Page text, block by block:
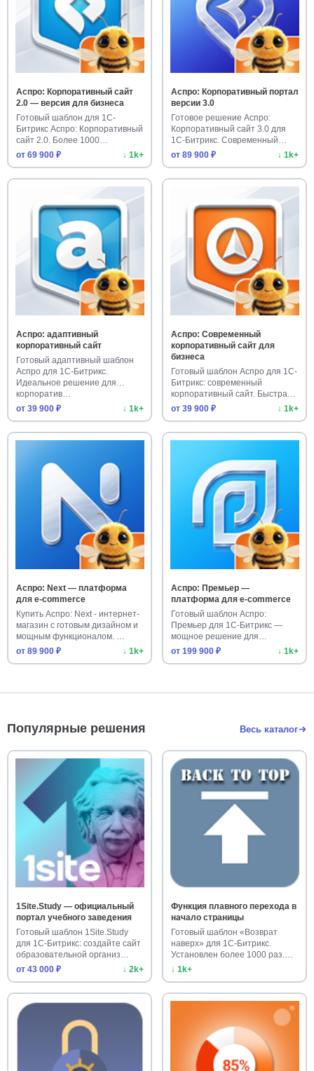
Аспро: Корпоративный сайт
2.0 — версия для бизнеса
Готовый шаблон для 1С-
Битрикс Аспро: Корпоративный
сайт 2.0. Более 1000
установо…
от 69 900 ₽ ↓ 1k+
Аспро: Корпоративный портал
версии 3.0
Готовое решение Аспро:
Корпоративный сайт 3.0 для
1С-Битрикс. Современный
шаблон…
от 89 900 ₽ ↓ 1k+
Аспро: адаптивный
корпоративный сайт
Готовый адаптивный шаблон
Аспро для 1С-Битрикс.
Идеальное решение для
корпоратив…
от 39 900 ₽
↓ 1k+
Аспро: Современный
корпоративный сайт для
бизнеса
Готовый шаблон Аспро для 1С-
Битрикс: современный
корпоративный сайт. Быстрая
уст…
от 39 900 ₽ ↓ 1k+
Аспро: Next — платформа
для e-commerce
Купить Аспро: Next - интернет-
магазин с готовым дизайном и
мощным функционалом. …
от 89 900 ₽
↓ 1k+
Аспро: Премьер —
платформа для e-commerce
Готовый шаблон Аспро:
Премьер для 1С-Битрикс —
мощное решение для
интернет-магаз…
от 199 900 ₽ ↓ 1k+
Популярные решения Весь каталог
1Site.Study — официальный
портал учебного заведения
Готовый шаблон 1Site.Study
для 1С-Битрикс: создайте сайт
образовательной организ…
от 43 000 ₽
↓ 2k+
Функция плавного перехода в
начало страницы
Готовый шаблон «Возврат
наверх» для 1С-Битрикс.
Установлен более 1000 раз.
Улучш…
↓ 1k+